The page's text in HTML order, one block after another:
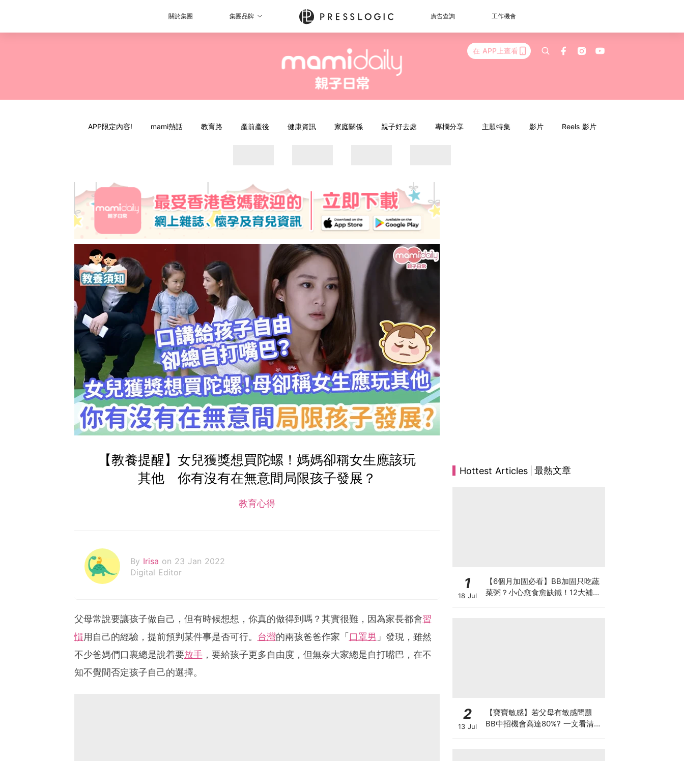
關於集團 集團品牌 廣告查詢 工作機會
在 APP上查看
APP限定內容! mami熱話 教育路 產前產後 健康資訊 家庭關係 親子好去處 專欄分享 主題特集 影片 Reels 影片
【教養提醒】女兒獲獎想買陀螺！媽媽卻稱女生應該玩
其他 你有沒有在無意間局限孩子發展？
教育心得
By Irisa on 23 Jan 2022
Digital Editor
父母常說要讓孩子做自己，但有時候想想，你真的做得到嗎？其實很難，因為家長都會習
慣用自己的經驗，提前預判某件事是否可行。 台灣的兩孩爸爸作家「 口罩男 」發現，雖然
不少爸媽們口裏總是說着要放手，要給孩子更多自由度，但無奈大家總是自打嘴巴，在不
知不覺間否定孩子自己的選擇。
Hottest Articles 最熱文章
1
18 Jul
【6個月加固必看】BB加固只吃蔬
菜粥？小心愈食愈缺鐵！12大補鐵
2
13 Jul
【寶寶敏感】若父母有敏感問題
BB中招機會高達80%? 一文看清預